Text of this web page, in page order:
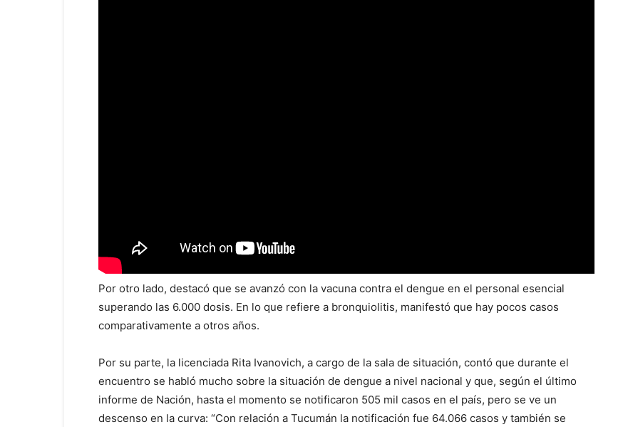
Por otro lado, destacó que se avanzó con la vacuna contra el dengue en el personal esencial
superando las 6.000 dosis. En lo que refiere a bronquiolitis, manifestó que hay pocos casos
comparativamente a otros años.
Por su parte, la licenciada Rita Ivanovich, a cargo de la sala de situación, contó que durante el
encuentro se habló mucho sobre la situación de dengue a nivel nacional y que, según el último
informe de Nación, hasta el momento se notificaron 505 mil casos en el país, pero se ve un
descenso en la curva: “Con relación a Tucumán la notificación fue 64.066 casos y también se